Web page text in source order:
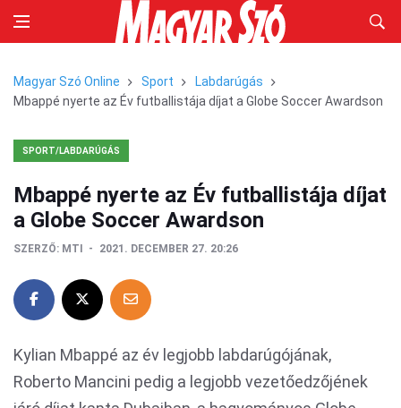
Magyar Szó Online Sport
Labdarúgás
Mbappé nyerte az Év futballistája díjat a Globe Soccer Awardson
SPORT/LABDARÚGÁS
Mbappé nyerte az Év futballistája díjat
a Globe Soccer Awardson
SZERZŐ: MTI 2021. DECEMBER 27. 20:26
Kylian Mbappé az év legjobb labdarúgójának,
Roberto Mancini pedig a legjobb vezetőedzőjének